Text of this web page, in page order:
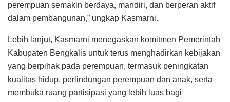
perempuan semakin berdaya, mandiri, dan berperan aktif
dalam pembangunan,” ungkap Kasmarni.
Lebih lanjut, Kasmarni menegaskan komitmen Pemerintah
Kabupaten Bengkalis untuk terus menghadirkan kebijakan
yang berpihak pada perempuan, termasuk peningkatan
kualitas hidup, perlindungan perempuan dan anak, serta
membuka ruang partisipasi yang lebih luas bagi